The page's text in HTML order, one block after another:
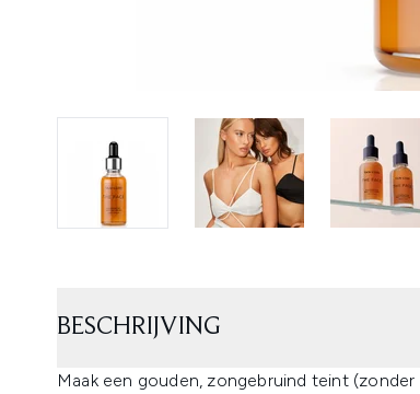
BESCHRIJVING
Maak een gouden, zongebruind teint